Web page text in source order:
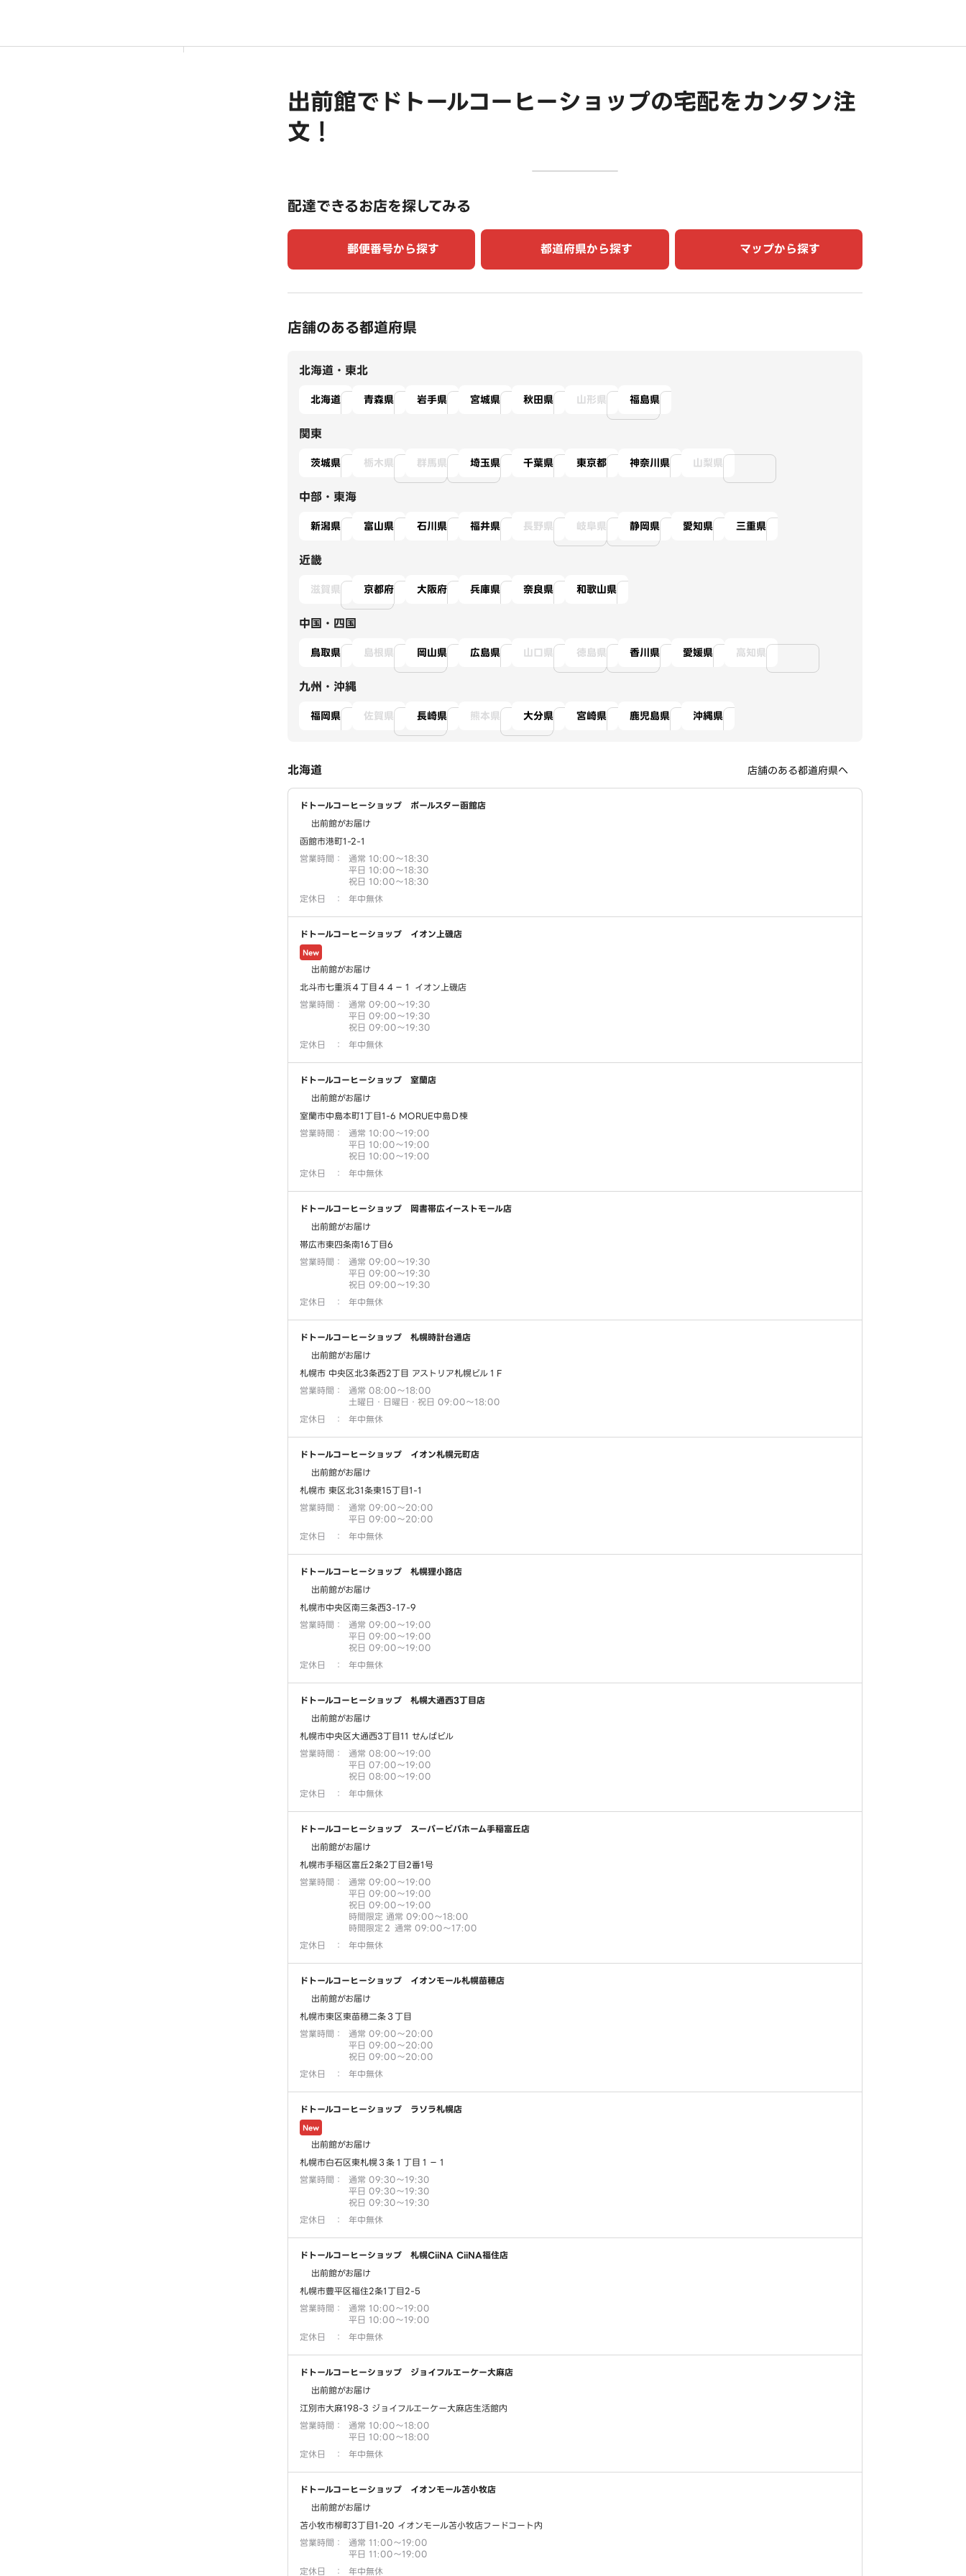
出前館でドトールコーヒーショップの宅配をカンタン注
文！
配達できるお店を探してみる
郵便番号から探す 都道府県から探す マップから探す
店舗のある都道府県
北海道・東北
北海道 青森県 岩手県 宮城県 秋田県 山形県 福島県
関東
茨城県 栃木県 群馬県 埼玉県 千葉県 東京都 神奈川県 山梨県
中部・東海
新潟県 富山県 石川県 福井県 長野県 岐阜県 静岡県 愛知県 三重県
近畿
滋賀県 京都府 大阪府 兵庫県 奈良県 和歌山県
中国・四国
鳥取県 島根県 岡山県 広島県 山口県 徳島県 香川県 愛媛県 高知県
九州・沖縄
福岡県 佐賀県 長崎県 熊本県 大分県 宮崎県 鹿児島県 沖縄県
北海道 店舗のある都道府県へ
ドトールコーヒーショップ ポールスター函館店
出前館がお届け
函館市港町1-2-1
営業時間 ：
通常 10:00～18:30
平日 10:00～18:30
祝日 10:00～18:30
定休日
： 年中無休
ドトールコーヒーショップ イオン上磯店
New
出前館がお届け
北斗市七重浜４丁目４４－１ イオン上磯店
営業時間 ：
通常 09:00～19:30
平日 09:00～19:30
祝日 09:00～19:30
定休日
： 年中無休
ドトールコーヒーショップ 室蘭店
出前館がお届け
室蘭市中島本町1丁目1-6 MORUE中島Ｄ棟
営業時間 ：
通常 10:00～19:00
平日 10:00～19:00
祝日 10:00～19:00
定休日
： 年中無休
ドトールコーヒーショップ 岡書帯広イーストモール店
出前館がお届け
帯広市東四条南16丁目6
営業時間 ：
通常 09:00～19:30
平日 09:00～19:30
祝日 09:00～19:30
定休日
： 年中無休
ドトールコーヒーショップ 札幌時計台通店
出前館がお届け
札幌市 中央区北3条西2丁目 アストリア札幌ビル１F
営業時間 ：
通常 08:00～18:00
土曜日・日曜日・祝日 09:00～18:00
定休日
： 年中無休
ドトールコーヒーショップ イオン札幌元町店
出前館がお届け
札幌市 東区北31条東15丁目1-1
営業時間 ：
通常 09:00～20:00
平日 09:00～20:00
定休日
： 年中無休
ドトールコーヒーショップ 札幌狸小路店
出前館がお届け
札幌市中央区南三条西3-17-9
営業時間 ：
通常 09:00～19:00
平日 09:00～19:00
祝日 09:00～19:00
定休日
： 年中無休
ドトールコーヒーショップ 札幌大通西3丁目店
出前館がお届け
札幌市中央区大通西3丁目11 せんばビル
営業時間 ：
通常 08:00～19:00
平日 07:00～19:00
祝日 08:00～19:00
定休日
： 年中無休
ドトールコーヒーショップ スーパービバホーム手稲富丘店
出前館がお届け
札幌市手稲区富丘2条2丁目2番1号
営業時間 ：
通常 09:00～19:00
平日 09:00～19:00
祝日 09:00～19:00
時間限定 通常 09:00～18:00
時間限定２ 通常 09:00～17:00
定休日
： 年中無休
ドトールコーヒーショップ イオンモール札幌苗穂店
出前館がお届け
札幌市東区東苗穂二条３丁目
営業時間 ：
通常 09:00～20:00
平日 09:00～20:00
祝日 09:00～20:00
定休日
： 年中無休
ドトールコーヒーショップ ラソラ札幌店
New
出前館がお届け
札幌市白石区東札幌３条１丁目１－１
営業時間 ：
通常 09:30～19:30
平日 09:30～19:30
祝日 09:30～19:30
定休日
： 年中無休
ドトールコーヒーショップ 札幌CiiNA CiiNA福住店
出前館がお届け
札幌市豊平区福住2条1丁目2-5
営業時間 ：
通常 10:00～19:00
平日 10:00～19:00
定休日
： 年中無休
ドトールコーヒーショップ ジョイフルエーケー大麻店
出前館がお届け
江別市大麻198-3 ジョイフルエーケー大麻店生活館内
営業時間 ：
通常 10:00～18:00
平日 10:00～18:00
定休日
： 年中無休
ドトールコーヒーショップ イオンモール苫小牧店
出前館がお届け
苫小牧市柳町3丁目1-20 イオンモール苫小牧店フードコート内
営業時間 ：
通常 11:00～19:00
平日 11:00～19:00
定休日
： 年中無休